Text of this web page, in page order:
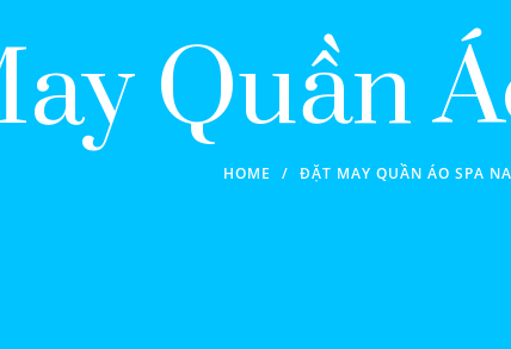
Quần
HOME / ĐẶT MAY QUẦN ÁO SPA